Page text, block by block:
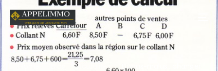
Home Acutalités
Bonus-malus : changer